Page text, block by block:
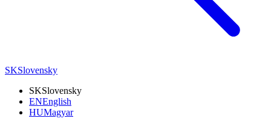
SKSlovensky
SKSlovensky
ENEnglish
HUMagyar